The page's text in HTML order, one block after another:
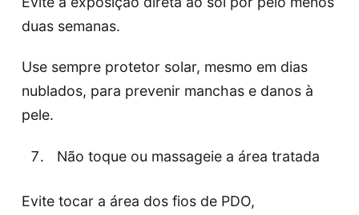
duas semanas.
Use sempre protetor solar, mesmo em dias
nublados, para prevenir manchas e danos à
pele.
Não toque ou massageie a área tratada
Evite tocar a área dos fios de PDO,